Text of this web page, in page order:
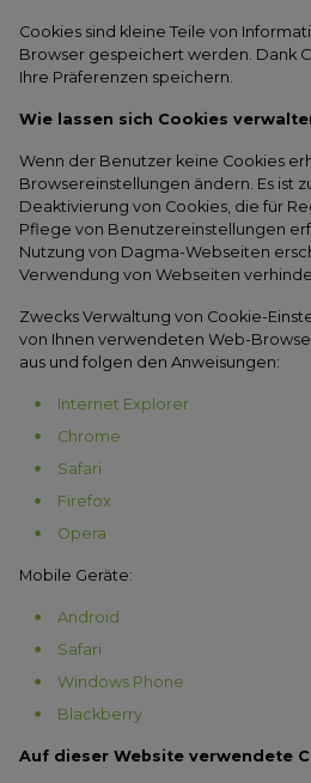
Cookies sind kleine Teile von
Browser gespeichert werden. Dank
Ihre Präferenzen speichern.
Wie lassen sich Cookies
Wenn der Benutzer keine Cookies
Browsereinstellungen ändern. Es ist
Deaktivierung von Cookies, die für
Pflege von Benutzereinstellungen
Nutzung von Dagma-Webseiten
Verwendung von Webseiten
Zwecks Verwaltung von Cookie-
von Ihnen verwendeten Web-
aus und folgen den Anweisungen:
Internet Explorer
Chrome
Safari
Firefox
Opera
Mobile Geräte:
Android
Safari
Windows Phone
Blackberry
Auf dieser Website verwendete